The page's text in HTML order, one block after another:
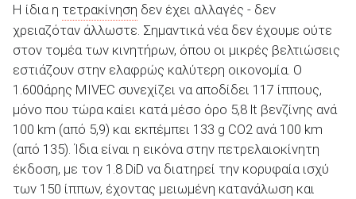
Η ίδια η τετρακίνηση δεν έχει αλλαγές - δεν
χρειαζόταν άλλωστε. Σημαντικά νέα δεν έχουμε ούτε
στον τομέα των κινητήρων, όπου οι μικρές βελτιώσεις
εστιάζουν στην ελαφρώς καλύτερη οικονομία. Ο
1.600άρης MIVEC συνεχίζει να αποδίδει 117 ίππους,
μόνο που τώρα καίει κατά μέσο όρο 5,8 lt βενζίνης ανά
100 km (από 5,9) και εκπέμπει 133 g CO2 ανά 100 km
(από 135). Ίδια είναι η εικόνα στην πετρελαιοκίνητη
έκδοση, με τον 1.8 DiD να διατηρεί την κορυφαία ισχύ
των 150 ίππων, έχοντας μειωμένη κατανάλωση και